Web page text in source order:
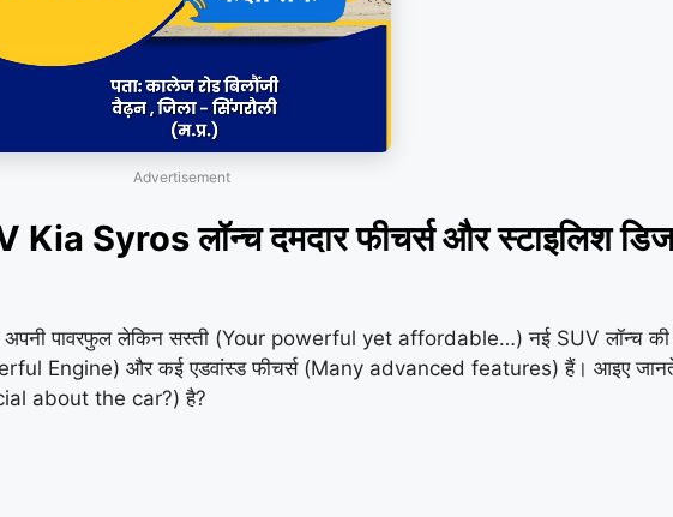
Advertisement
Syros लॉन्च दमदार फीचर्स और स्टाइलिश
अपनी पावरफुल लेकिन सस्ती (Your powerful yet affordable…) नई SUV लॉन्च
Engine) और कई एडवांस्ड फीचर्स (Many advanced features) हैं। आइए जानते
about the car?) है?